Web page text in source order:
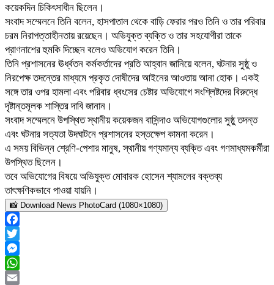
কয়েকদিন চিকিৎসাধীন ছিলেন।
সংবাদ সম্মেলনে তিনি বলেন, হাসপাতাল থেকে বাড়ি ফেরার পরও তিনি ও তার পরিবার
চরম নিরাপত্তাহীনতায় রয়েছেন। অভিযুক্ত ব্যক্তি ও তার সহযোগীরা তাকে
প্রাণনাশের হুমকি দিচ্ছেন বলেও অভিযোগ করেন তিনি।
তিনি প্রশাসনের ঊর্ধ্বতন কর্মকর্তাদের প্রতি আহ্বান জানিয়ে বলেন, ঘটনার সুষ্ঠু ও
নিরপেক্ষ তদন্তের মাধ্যমে প্রকৃত দোষীদের আইনের আওতায় আনা হোক। একই
সঙ্গে তার ওপর হামলা এবং পরিবার ধ্বংসের চেষ্টার অভিযোগে সংশ্লিষ্টদের বিরুদ্ধে
দৃষ্টান্তমূলক শাস্তির দাবি জানান।
সংবাদ সম্মেলনে উপস্থিত স্থানীয় কয়েকজন বাসিন্দাও অভিযোগগুলোর সুষ্ঠু তদন্ত
এবং ঘটনার সত্যতা উদঘাটনে প্রশাসনের হস্তক্ষেপ কামনা করেন।
এ সময় বিভিন্ন শ্রেণি-পেশার মানুষ, স্থানীয় গণ্যমান্য ব্যক্তি এবং গণমাধ্যমকর্মীরা
উপস্থিত ছিলেন।
তবে অভিযোগের বিষয়ে অভিযুক্ত মোবারক হোসেন শ্যামলের বক্তব্য
তাৎক্ষণিকভাবে পাওয়া যায়নি।
📸 Download News PhotoCard (1080×1080)
Facebook
Twitter
Messenger
WhatsApp